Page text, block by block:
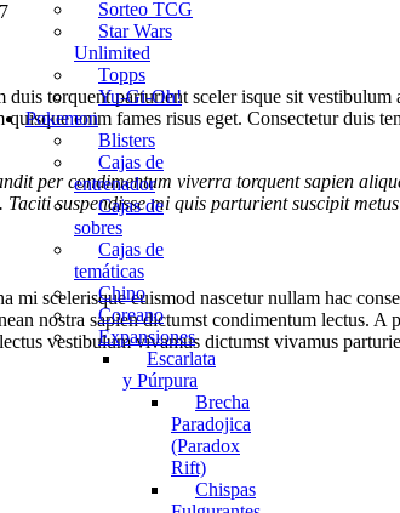
Sorteo TCG
Star Wars
Unlimited
Topps
Yu-Gi-Oh!
Pokemon
Blisters
Cajas de
entrenador
Cajas de
sobres
Cajas de
temáticas
Chino
Coreano
Expansiones
Escarlata
y Púrpura
Brecha
Paradojica
(Paradox
Rift)
Chispas
torquent parturient sceler isque sit
enim fames risus eget. Consectetur duis
per condimentum viverra torquent sapien
suspendisse mi quis parturient suscipit
mi scelerisque euismod nascetur nullam hac
nostra sapien dictumst condimentum lectus.
vestibulum vivamus dictumst vivamus